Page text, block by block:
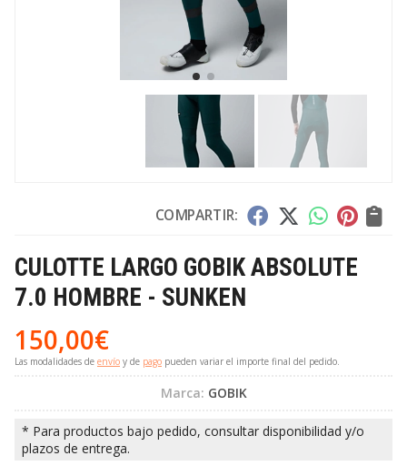
COMPARTIR:
CULOTTE LARGO GOBIK ABSOLUTE
7.0 HOMBRE - SUNKEN
150,00€
Las modalidades de envío y de pago pueden variar el importe final del pedido.
Marca: GOBIK